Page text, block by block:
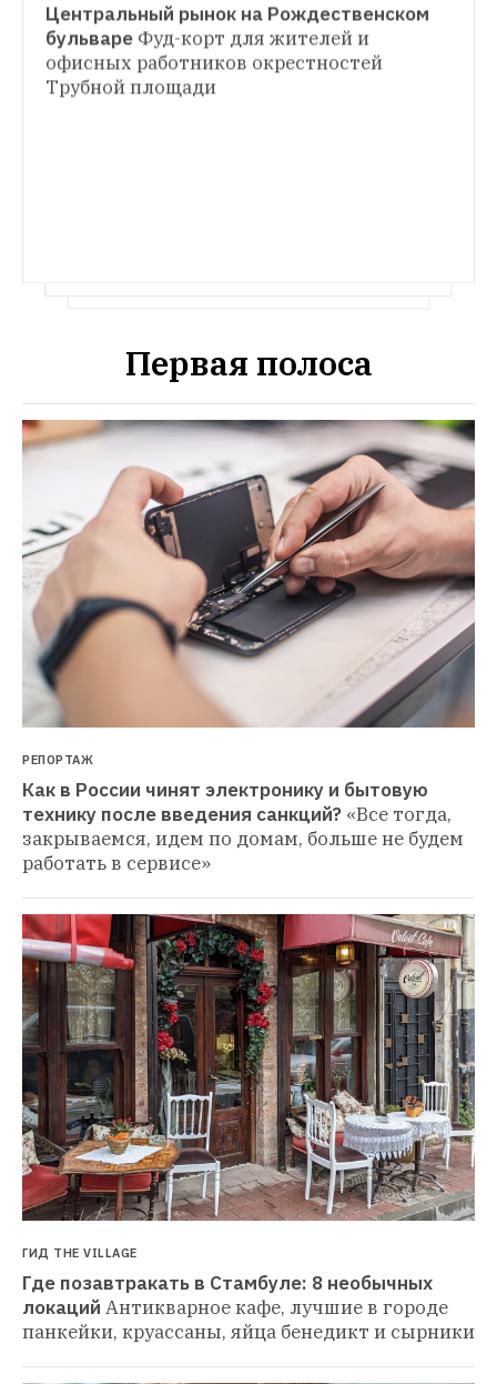
СЪЕСТЬ ВОПРОС
Как точки на фуд-кортах и рынках находят
Центральный рынок на Рождественском
бульваре Фуд-корт для жителей и
офисных работников окрестностей
Трубной площади
Первая полоса
РЕПОРТАЖ
Как в России чинят электронику и бытовую
технику после введения санкций? «Все тогда,
закрываемся, идем по домам, больше не будем
работать в сервисе»
ГИД THE VILLAGE
Где позавтракать в Стамбуле: 8 необычных
локаций Антикварное кафе, лучшие в городе
панкейки, круассаны, яйца бенедикт и сырники